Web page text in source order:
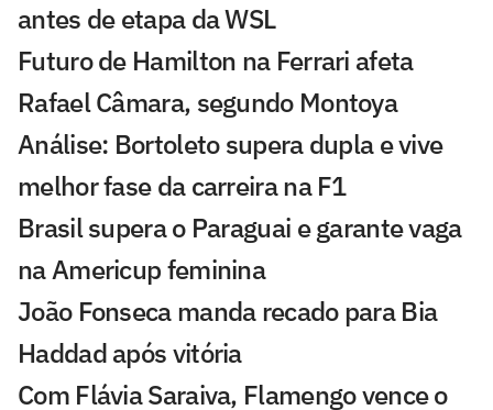
antes de etapa da WSL
Futuro de Hamilton na Ferrari afeta
Rafael Câmara, segundo Montoya
Análise: Bortoleto supera dupla e vive
melhor fase da carreira na F1
Brasil supera o Paraguai e garante vaga
na Americup feminina
João Fonseca manda recado para Bia
Haddad após vitória
Com Flávia Saraiva, Flamengo vence o